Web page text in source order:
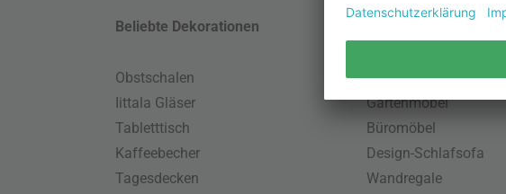
Beliebte Dekorationen
Obstschalen
Iittala Gläser
Tabletttisch
Kaffeebecher
Tagesdecken
Skandinavische
Gartenmöbel
Büromöbel
Design-Schlafsofa
Wandregale